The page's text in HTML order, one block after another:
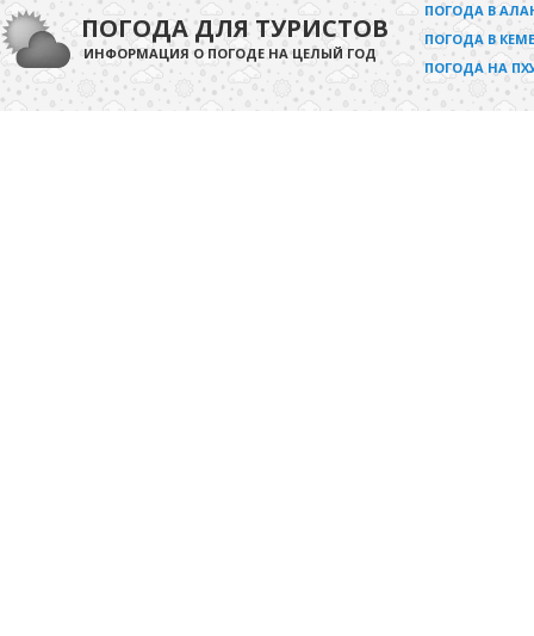
ПОГОДА ДЛЯ ТУРИСТОВ
ИНФОРМАЦИЯ О ПОГОДЕ НА ЦЕЛЫЙ ГОД
ПОГОДА В
ПОГОДА В
ПОГОДА НА